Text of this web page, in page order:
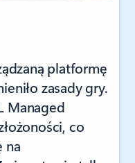
platformę
zasady gry.
Managed
co
na